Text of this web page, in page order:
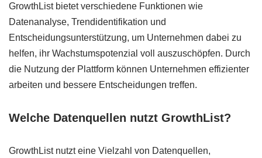
GrowthList bietet verschiedene Funktionen wie
Datenanalyse, Trendidentifikation und
Entscheidungsunterstützung, um Unternehmen dabei zu
helfen, ihr Wachstumspotenzial voll auszuschöpfen. Durch
die Nutzung der Plattform können Unternehmen effizienter
arbeiten und bessere Entscheidungen treffen.
Welche Datenquellen nutzt GrowthList?
GrowthList nutzt eine Vielzahl von Datenquellen,